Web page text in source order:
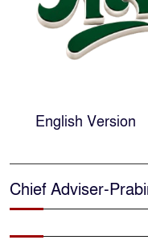
English Version
Chief Adviser-